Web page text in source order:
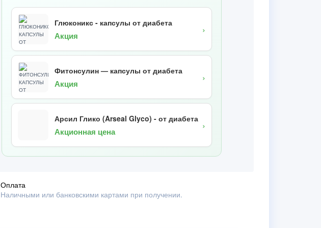
Глюконикс - капсулы от диабета
Акция ›
Фитонсулин — капсулы от диабета
Акция ›
Арсил Глико (Arseal Glyco) - от диабета
Акционная цена ›
Оплата
Наличными или банковскими картами при получении.